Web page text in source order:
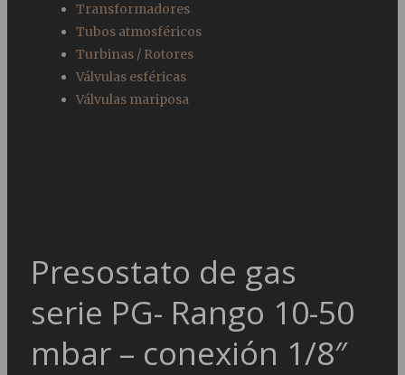
Transformadores
Tubos atmosféricos
Turbinas / Rotores
Válvulas esféricas
Válvulas mariposa
Presostato de gas
serie PG- Rango 10-50
mbar – conexión 1/8″